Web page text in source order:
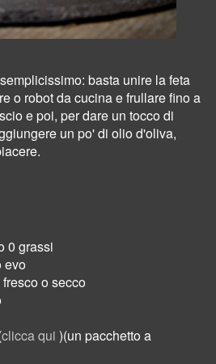
basta unire la feta
o robot da cucina e frullare fino a
e poi, per dare un tocco di
un po' di olio d'oliva,
0 grassi
evo
o secco
clicca qui )(un pacchetto a